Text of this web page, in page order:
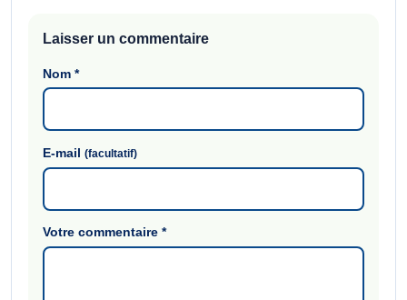
Laisser un commentaire
Nom*
E-mail(facultatif)
Votre commentaire*